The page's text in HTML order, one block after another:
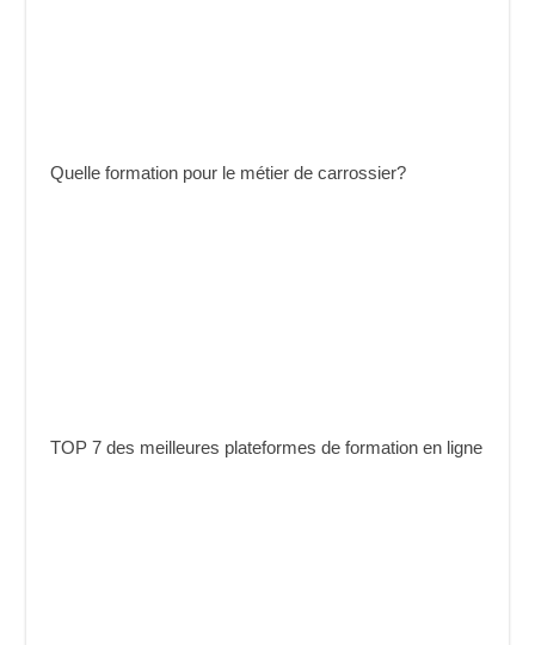
Quelle formation pour le métier de carrossier?
TOP 7 des meilleures plateformes de formation en ligne